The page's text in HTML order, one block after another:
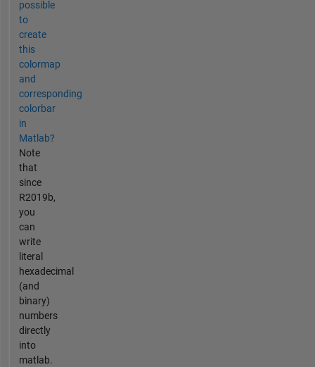
possible
to
create
this
colormap
and
corresponding
colorbar
in
Matlab?
Note
that
since
R2019b,
you
can
write
literal
hexadecimal
(and
binary)
numbers
directly
into
matlab.